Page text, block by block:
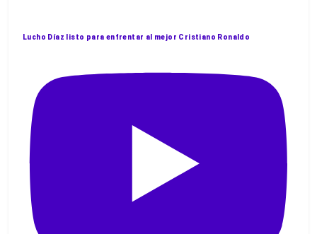
Lucho Díaz listo para enfrentar al mejor Cristiano Ronaldo